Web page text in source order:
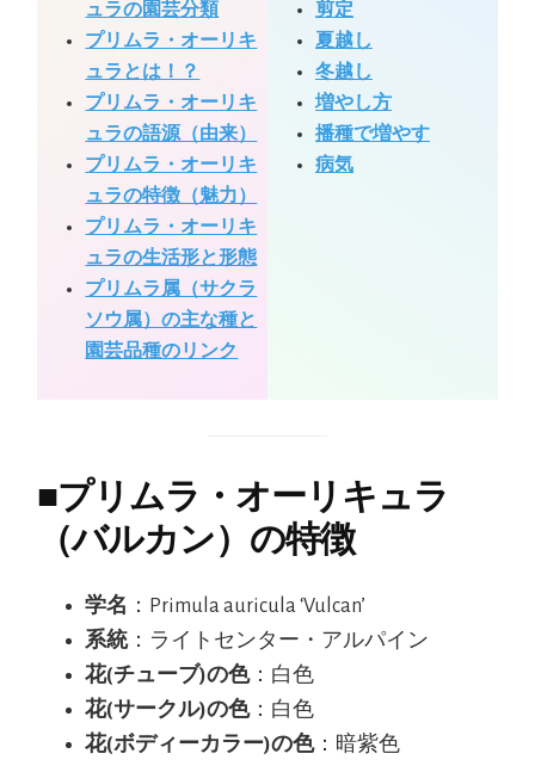
ュラの園芸分類
プリムラ・オーリキ
ュラとは！？
プリムラ・オーリキ
ュラの語源（由来）
プリムラ・オーリキ
ュラの特徴（魅力）
プリムラ・オーリキ
ュラの生活形と形態
プリムラ属（サクラ
ソウ属）の主な種と
園芸品種のリンク
剪定
夏越し
冬越し
増やし方
播種で増やす
病気
■プリムラ・オーリキュラ
（バルカン）の特徴
学名 ：Primula auricula ‘Vulcan’
系統：ライトセンター・アルパイン
花(チューブ)の色：白色
花(サークル)の色：白色
花(ボディーカラー)の色：暗紫色